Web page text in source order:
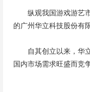
纵观我国游戏游艺
的广州华立科技股份有
自其创立以来，华
国内市场需求旺盛而竞